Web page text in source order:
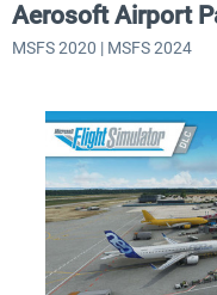
Aerosoft Airport
MSFS 2020 | MSFS 2024